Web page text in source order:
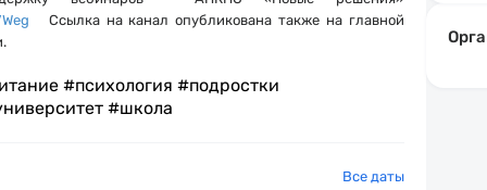
Ссылка на канал опубликована также на главной
#психология #подростки
#школа
Все даты